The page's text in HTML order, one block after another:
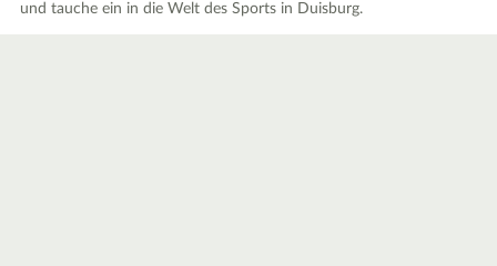
und tauche ein in die Welt des Sports in Duisburg.